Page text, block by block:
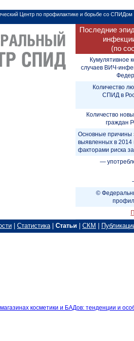
Центр по профилактике и борьбе со СПИДом
Последние
(по
Кумулятивное
случаев ВИЧ-
Количество
СПИД в
Количество
граждан
Основные причины
выявленных в 2014
факторами риска
—
©
Статистика| Статьи СКМ
косметики и БАДов: тенденции и